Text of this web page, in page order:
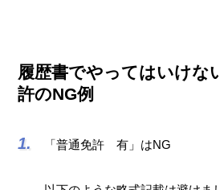
履歴書でやってはいけな
許のNG例
「普通免許 有」はNG